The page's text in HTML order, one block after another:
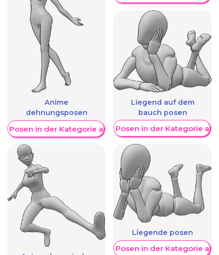
Anime
dehnungsposen
Posen in der Kategorie anzeigen
Liegend auf dem
bauch posen
Weitere Posen in der Kategorie
Liegende posen
Weitere Posen in der Kategorie